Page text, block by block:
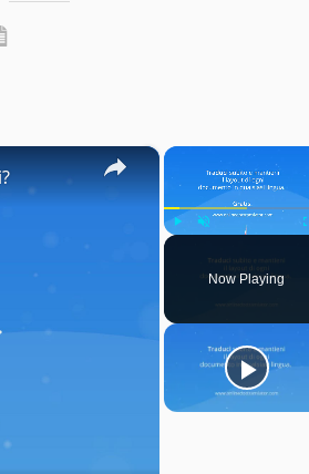
Now Playing
×